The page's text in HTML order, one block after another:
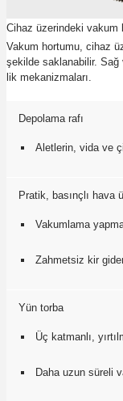
Cihaz üzerindeki vakum
Vakum hortumu, cihaz
şekilde saklanabilir.
lik mekanizmaları.
Depolama rafı
Aletlerin, vida ve
Pratik, basınçlı hava
Vakumlama
Zahmetsiz kir
Yün torba
Üç katmanlı,
Daha uzun süreli